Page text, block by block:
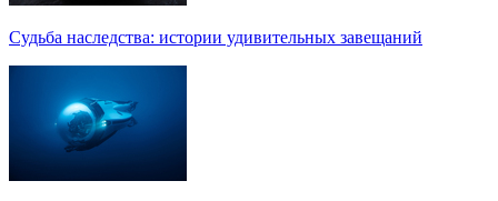
Судьба наследства: истории удивительных завещаний